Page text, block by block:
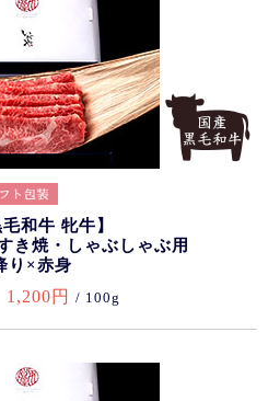
毛和牛 牝牛】
焼・しゃぶしゃぶ用
り×赤身
1,200円 / 100g